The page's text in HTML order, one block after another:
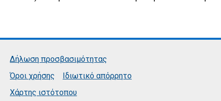
Δήλωση προσβασιμότητας
Όροι χρήσης
Ιδιωτικό απόρρητο
Χάρτης ιστότοπου